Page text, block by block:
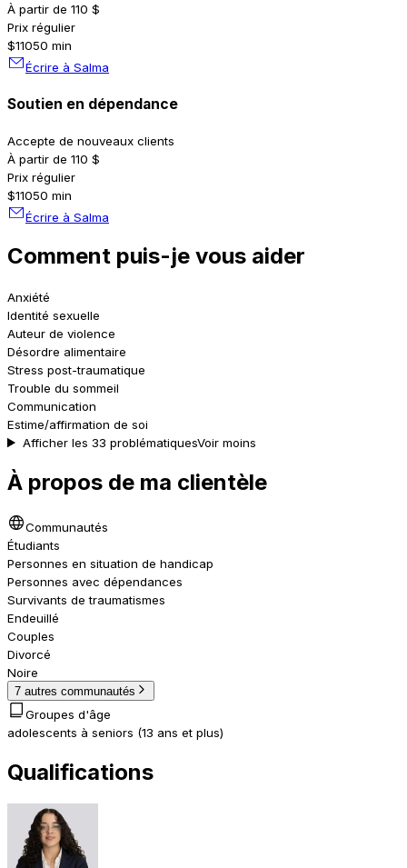
À partir de 110 $
Prix régulier
$11050 min
Écrire à Salma
Soutien en dépendance
Accepte de nouveaux clients
À partir de 110 $
Prix régulier
$11050 min
Écrire à Salma
Comment puis-je vous aider
Anxiété
Identité sexuelle
Auteur de violence
Désordre alimentaire
Stress post-traumatique
Trouble du sommeil
Communication
Estime/affirmation de soi
Afficher les 33 problématiquesVoir moins
À propos de ma clientèle
Communautés
Étudiants
Personnes en situation de handicap
Personnes avec dépendances
Survivants de traumatismes
Endeuillé
Couples
Divorcé
Noire
7 autres communautés
Groupes d'âge
adolescents à seniors (13 ans et plus)
Qualifications